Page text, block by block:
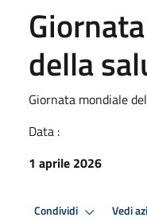
della
Giornata mondiale
Data :
1 aprile 2026
Condividi Vedi